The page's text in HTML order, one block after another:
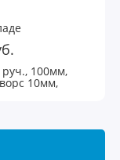
руч., 100мм,
10мм,